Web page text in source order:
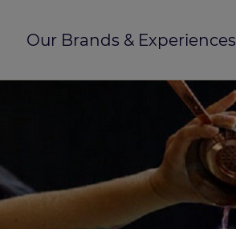
Our Brands & Experiences